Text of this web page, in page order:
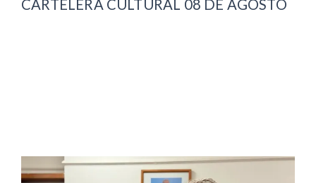
CARTELERA CULTURAL 08 DE AGOSTO